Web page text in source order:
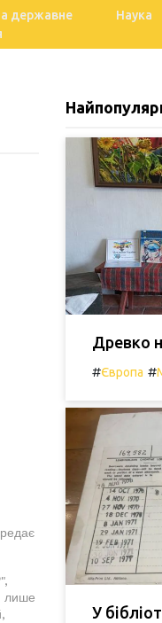
державне
Наука
лише
Древко
#Європа #
У